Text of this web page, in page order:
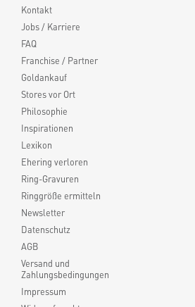
Kontakt
Jobs / Karriere
FAQ
Franchise / Partner
Goldankauf
Stores vor Ort
Philosophie
Inspirationen
Lexikon
Ehering verloren
Ring-Gravuren
Ringgröße ermitteln
Newsletter
Datenschutz
AGB
Versand und
Zahlungsbedingungen
Impressum